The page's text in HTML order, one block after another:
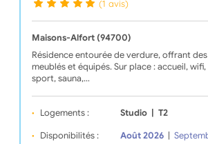
(1 avis)
Maisons-Alfort (94700)
Résidence entourée de verdure, offrant
meublés et équipés. Sur place : accueil,
sport, sauna,…
Logements : Studio T2
Disponibilités : Août 2026